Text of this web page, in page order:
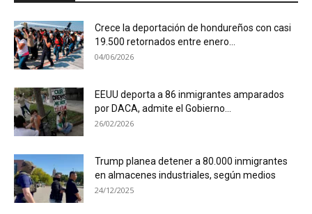
Crece la deportación de hondureños con casi
19.500 retornados entre enero...
04/06/2026
EEUU deporta a 86 inmigrantes amparados
por DACA, admite el Gobierno...
26/02/2026
Trump planea detener a 80.000 inmigrantes
en almacenes industriales, según medios
24/12/2025